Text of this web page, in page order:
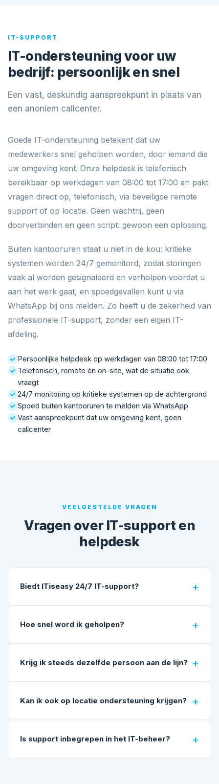
IT-SUPPORT
IT-ondersteuning voor uw
bedrijf: persoonlijk en snel
Een vast, deskundig aanspreekpunt in plaats van
een anoniem callcenter.
Goede IT-ondersteuning betekent dat uw
medewerkers snel geholpen worden, door iemand die
uw omgeving kent. Onze helpdesk is telefonisch
bereikbaar op werkdagen van 08:00 tot 17:00 en pakt
vragen direct op, telefonisch, via beveiligde remote
support of op locatie. Geen wachtrij, geen
doorverbinden en geen script: gewoon een oplossing.
Buiten kantooruren staat u niet in de kou: kritieke
systemen worden 24/7 gemonitord, zodat storingen
vaak al worden gesignaleerd en verholpen voordat u
aan het werk gaat, en spoedgevallen kunt u via
WhatsApp bij ons melden. Zo heeft u de zekerheid van
professionele IT-support, zonder een eigen IT-
afdeling.
Persoonlijke helpdesk op werkdagen van 08:00 tot 17:00
Telefonisch, remote én on-site, wat de situatie ook
vraagt
24/7 monitoring op kritieke systemen op de achtergrond
Spoed buiten kantooruren te melden via WhatsApp
Vast aanspreekpunt dat uw omgeving kent, geen
callcenter
VEELGESTELDE VRAGEN
Vragen over IT-support en
helpdesk
Biedt ITiseasy 24/7 IT-support?
Hoe snel word ik geholpen?
Krijg ik steeds dezelfde persoon aan de lijn?
Kan ik ook op locatie ondersteuning krijgen?
Is support inbegrepen in het IT-beheer?